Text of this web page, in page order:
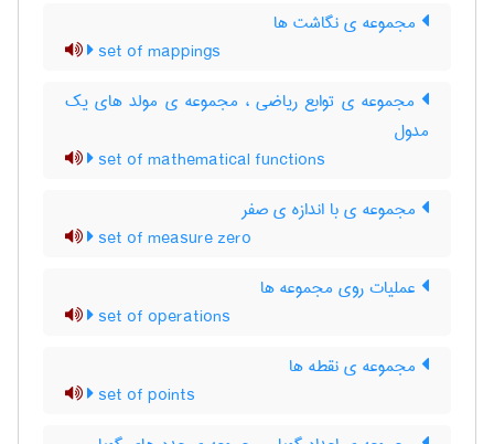
مجموعه ی نگاشت ها
set of mappings
مجموعه ی توابع ریاضی ، مجموعه ی مولد های یک
مدول
set of mathematical functions
مجموعه ی با اندازه ی صفر
set of measure zero
عملیات روی مجموعه ها
set of operations
مجموعه ی نقطه ها
set of points